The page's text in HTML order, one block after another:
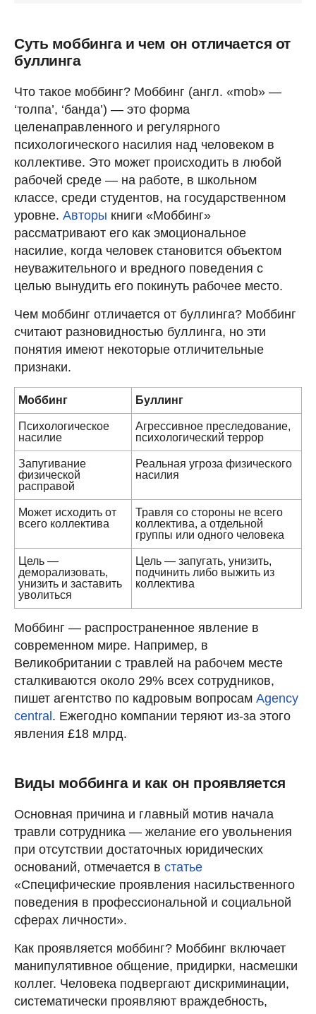
Суть моббинга и чем он отличается от
буллинга
Что такое моббинг? Моббинг (англ. «mob» —
‘толпа’, ‘банда’) — это форма
целенаправленного и регулярного
психологического насилия над человеком в
коллективе. Это может происходить в любой
рабочей среде — на работе, в школьном
классе, среди студентов, на государственном
уровне. Авторы книги «Моббинг»
рассматривают его как эмоциональное
насилие, когда человек становится объектом
неуважительного и вредного поведения с
целью вынудить его покинуть рабочее место.
Чем моббинг отличается от буллинга? Моббинг
считают разновидностью буллинга, но эти
понятия имеют некоторые отличительные
признаки.
Моббинг Буллинг
Психологическое
насилие
Агрессивное преследование,
психологический террор
Запугивание
физической
расправой
Реальная угроза физического
насилия
Может исходить от
всего коллектива
Травля со стороны не всего
коллектива, а отдельной
группы или одного человека
Цель —
деморализовать,
унизить и заставить
уволиться
Цель — запугать, унизить,
подчинить либо выжить из
коллектива
Моббинг — распространенное явление в
современном мире. Например, в
Великобритании с травлей на рабочем месте
сталкиваются около 29% всех сотрудников,
пишет агентство по кадровым вопросам Agency
central. Ежегодно компании теряют из-за этого
явления £18 млрд.
Виды моббинга и как он проявляется
Основная причина и главный мотив начала
травли сотрудника — желание его увольнения
при отсутствии достаточных юридических
оснований, отмечается в статье
«Специфические проявления насильственного
поведения в профессиональной и социальной
сферах личности».
Как проявляется моббинг? Моббинг включает
манипулятивное общение, придирки, насмешки
коллег. Человека подвергают дискриминации,
систематически проявляют враждебность,